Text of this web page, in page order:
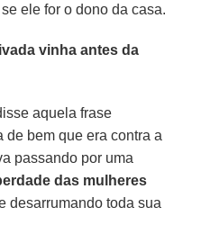
ele for o dono da casa.
vinha antes da
aquela frase
de bem que era contra a
passando por uma
das mulheres
desarrumando toda sua